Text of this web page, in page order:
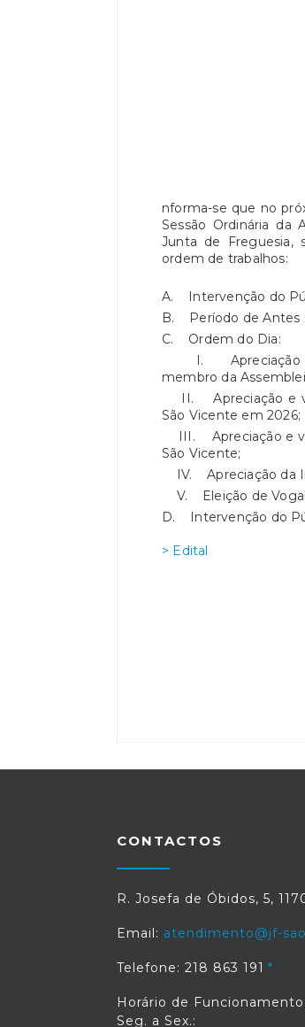
nforma-se que no
Sessão Ordinária da
Junta de Freguesia,
ordem de trabalhos:
A. Intervenção do
B. Período de Antes
C. Ordem do Dia:
I. Apreciação do
membro da
II. Apreciação e
São Vicente em 2026;
III. Apreciação e
São Vicente;
IV. Apreciação da
V. Eleição de Vogal
D. Intervenção do
> Edital
CONTACTOS
R. Josefa de Óbidos, 5,
Email: atendimento@jf-
Telefone: 218 863 191
Horário de Funcionamento:
Seg. a Sex.: